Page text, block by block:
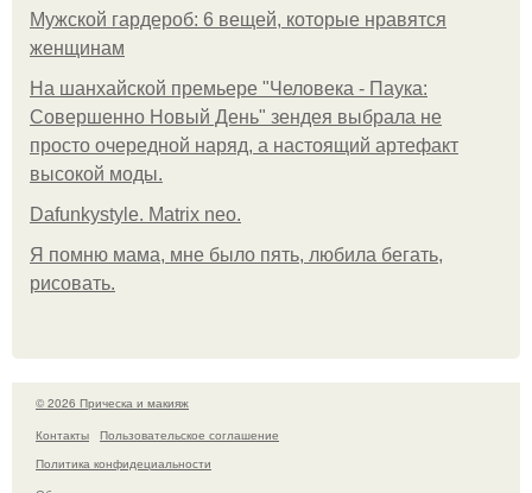
Мужской гардероб: 6 вещей, которые нравятся
женщинам
На шанхайской премьере "Человека - Паука:
Совершенно Новый День" зендея выбрала не
просто очередной наряд, а настоящий артефакт
высокой моды.
Dafunkystyle. Matrix neo.
Я помню мама, мне было пять, любила бегать,
рисовать.
© 2026 Прическа и макияж
Контакты
Пользовательское соглашение
Политика конфидециальности